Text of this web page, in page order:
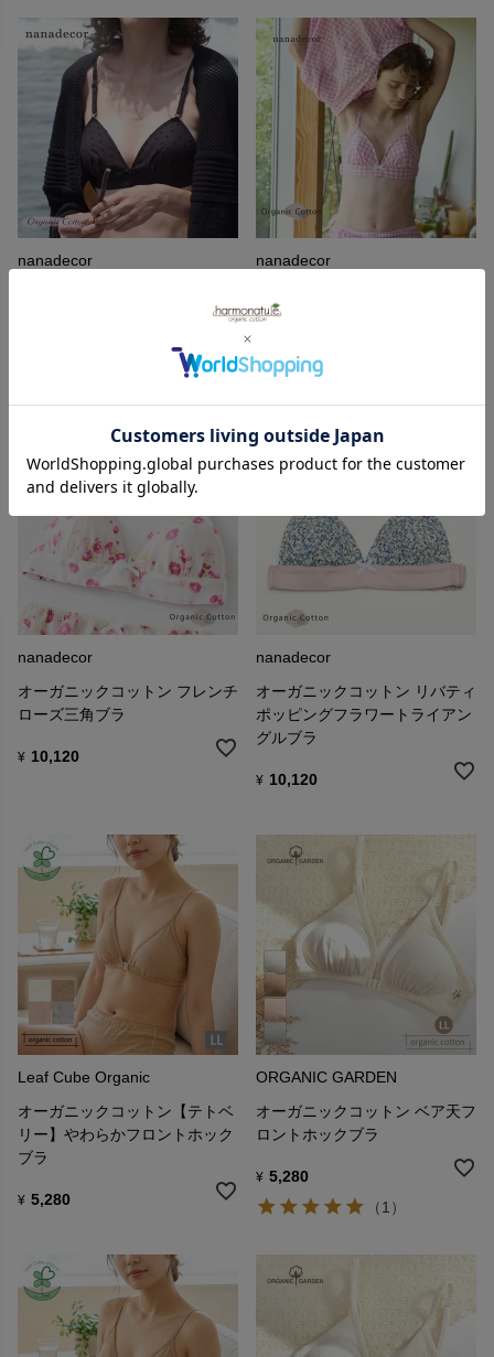
nanadecor
nanadecor
ングギンガムブラ
¥ 10,120
nanadecor
オーガニックコットン フレンチ
ローズ三角ブラ
¥ 10,120
nanadecor
オーガニックコットン リバティ
ポッピングフラワートライアン
グルブラ
¥ 10,120
Leaf Cube Organic
オーガニックコットン【テトベ
リー】やわらかフロントホック
ブラ
¥ 5,280
ORGANIC GARDEN
オーガニックコットン ベア天フ
ロントホックブラ
¥ 5,280
（1）